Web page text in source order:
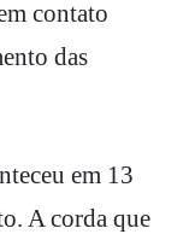
contato
das
em 13
A corda que